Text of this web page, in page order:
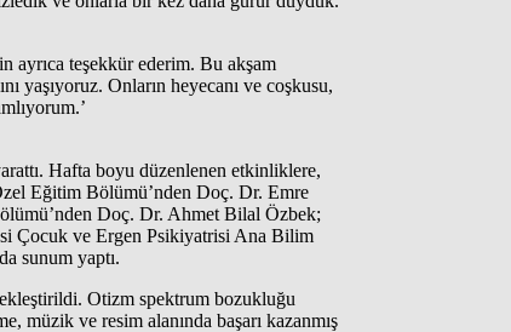
ayrıca teşekkür ederim. Bu akşam
yaşıyoruz. Onların heyecanı ve coşkusu,
Hafta boyu düzenlenen etkinliklere,
Eğitim Bölümü’nden Doç. Dr. Emre
Doç. Dr. Ahmet Bilal Özbek;
Çocuk ve Ergen Psikiyatrisi Ana Bilim
sunum yaptı.
Otizm spektrum bozukluğu
müzik ve resim alanında başarı kazanmış